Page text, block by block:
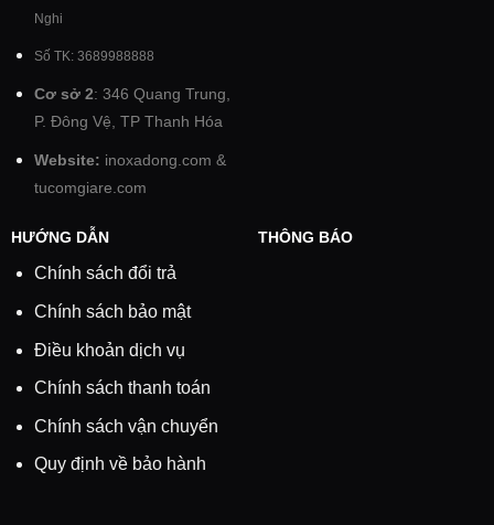
Nghi
Số TK: 3689988888
Cơ sở 2: 346 Quang Trung,
P. Đông Vệ, TP Thanh Hóa
Website: inoxadong.com &
tucomgiare.com
HƯỚNG DẪN
Chính sách đổi trả
Chính sách bảo mật
Điều khoản dịch vụ
Chính sách thanh toán
Chính sách vận chuyển
Quy định về bảo hành
THÔNG BÁO